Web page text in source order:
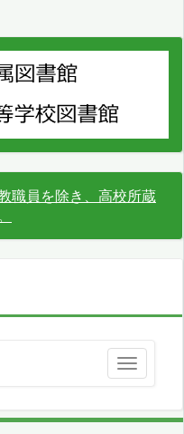
職員を除き、高校所蔵